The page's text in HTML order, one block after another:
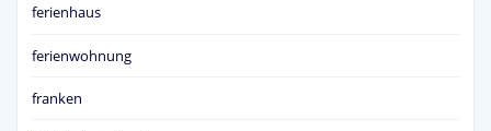
ferienhaus
ferienwohnung
franken